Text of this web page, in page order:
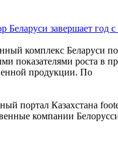
Беларуси завершает год
комплекс Беларуси
показателями роста в
продукции. По
компании